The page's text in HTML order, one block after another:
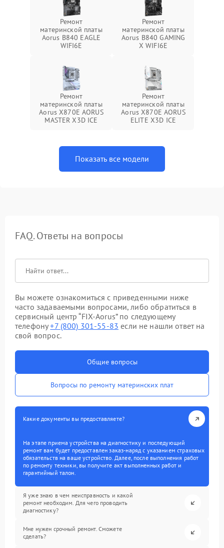
Ремонт
материнской платы
Aorus B840 EAGLE
WIFI6E
Ремонт
материнской платы
Aorus B840 GAMING
X WIFI6E
Ремонт
материнской платы
Aorus X870E AORUS
MASTER X3D ICE
Ремонт
материнской платы
Aorus X870E AORUS
ELITE X3D ICE
Показать все модели
FAQ. Ответы на вопросы
Вы можете ознакомиться с приведенными ниже
часто задаваемыми вопросами, либо обратиться в
сервисный центр “FIX-Aorus” по следующему
телефону+7 (800) 301-55-83 если не нашли ответ на
свой вопрос.
Общие вопросы
Вопросы по ремонту материнских плат
Какие документы вы предоставляете?
На этапе приема устройства на диагностику и последующий
ремонт вам будет предоставлен заказ-наряд с указанием страховых
обязательств на ваше устройство. Далее, после выполнения работ
по ремонту техники, вы получите акт выполненных работ и
гарантийный талон.
Я уже знаю в чем неисправность и какой
ремонт необходим. Для чего проводить
диагностику?
Мне нужен срочный ремонт. Сможете
сделать?